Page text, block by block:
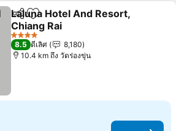
แชร์ เพิ่มในรายการโปรด
Laluna Hotel And Resort,
Chiang Rai
4 ดาว
8.5 ดีเลิศ
8,180
10.4 km ถึง วัดร่องขุ่น